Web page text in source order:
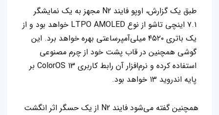
طبق یک گزارش، اوپو فایند N2 مجهز به یک نمایشگر
۷.۱ اینچی تاشو از نوع LTPO AMOLED خواهد بود و از
یک باتری ۴۵۲۰ میلی‌آمپرساعتی بهره خو‌اهد برد. این
گوشی همچنین در قاب پشت خود از چرم مصنوعی
استفاده کرده و نرم‌افزار آن رابط کاربری ColorOS 13 بر
پایه اندروید ۱۳ خواهد بود.
همچنین گفته می‌شود فایند N2 از یک حسگر اثر انگشت